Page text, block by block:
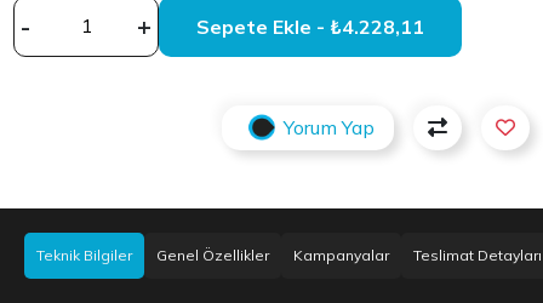
- + Sepete Ekle - ₺4.228,11
Yorum Yap
Teknik Bilgiler Genel Özellikler Kampanyalar Teslimat Detayları